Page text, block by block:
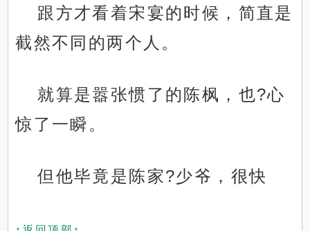
跟方才看着宋宴的时候，简直是
截然不同的两个人。
就算是嚣张惯了的陈枫，也?心
惊了一瞬。
但他毕竟是陈家?少爷，很快